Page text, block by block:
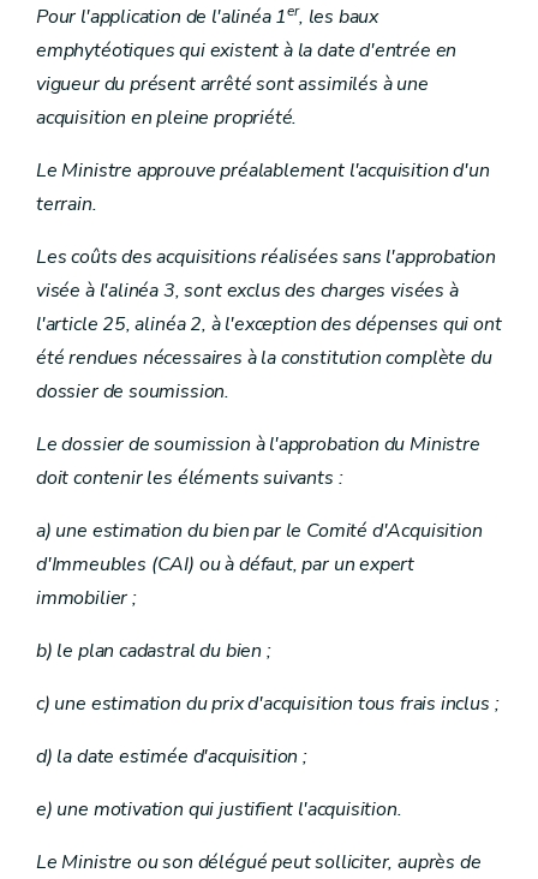
Pour l'application de l'alinéa 1er, les baux
emphytéotiques qui existent à la date d'entrée en
vigueur du présent arrêté sont assimilés à une
acquisition en pleine propriété.
Le Ministre approuve préalablement l'acquisition d'un
terrain.
Les coûts des acquisitions réalisées sans l'approbation
visée à l'alinéa 3, sont exclus des charges visées à
l'article 25, alinéa 2, à l'exception des dépenses qui ont
été rendues nécessaires à la constitution complète du
dossier de soumission.
Le dossier de soumission à l'approbation du Ministre
doit contenir les éléments suivants :
a) une estimation du bien par le Comité d'Acquisition
d'Immeubles (CAI) ou à défaut, par un expert
immobilier ;
b) le plan cadastral du bien ;
c) une estimation du prix d'acquisition tous frais inclus ;
d) la date estimée d'acquisition ;
e) une motivation qui justifient l'acquisition.
Le Ministre ou son délégué peut solliciter, auprès de